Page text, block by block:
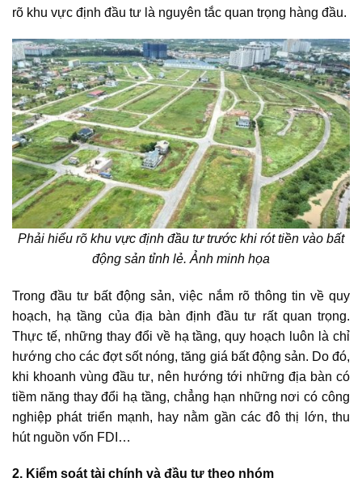
rõ khu vực định đầu tư là nguyên tắc quan trọng hàng đầu.
Phải hiểu rõ khu vực định đầu tư trước khi rót tiền vào bất
động sản tỉnh lẻ. Ảnh minh họa
Trong đầu tư bất động sản, việc nắm rõ thông tin về quy
hoạch, hạ tầng của địa bàn định đầu tư rất quan trọng.
Thực tế, những thay đổi về hạ tầng, quy hoạch luôn là chỉ
hướng cho các đợt sốt nóng, tăng giá bất động sản. Do đó,
khi khoanh vùng đầu tư, nên hướng tới những địa bàn có
tiềm năng thay đổi hạ tầng, chẳng hạn những nơi có công
nghiệp phát triển mạnh, hay nằm gần các đô thị lớn, thu
hút nguồn vốn FDI…
2. Kiểm soát tài chính và đầu tư theo nhóm